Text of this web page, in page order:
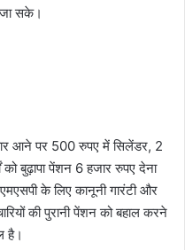
जा सके।
आने पर 500 रुपए में सिलेंडर, 2
बुढ़ापा पेंशन 6 हजार रुपए देना
के लिए कानूनी गारंटी और
की पुरानी पेंशन को बहाल करने
है।